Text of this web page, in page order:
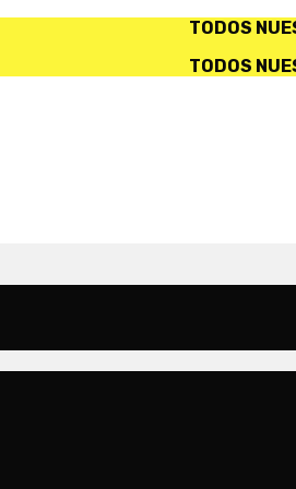
NUESTROS PRODUCTOS
NUESTROS PRODUCTOS